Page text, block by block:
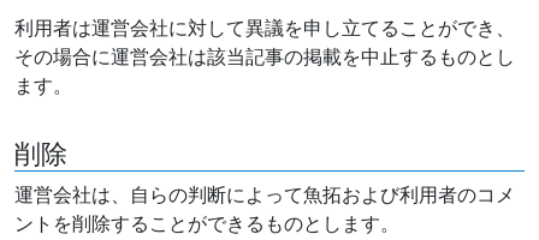
利用者は運営会社に対して異議を申し立てることができ、
その場合に運営会社は該当記事の掲載を中止するものとし
ます。
削除
運営会社は、自らの判断によって魚拓および利用者のコメ
ントを削除することができるものとします。